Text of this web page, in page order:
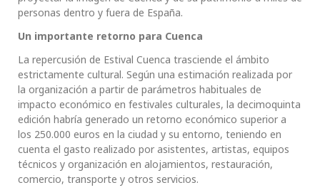
personas dentro y fuera de España.
Un importante retorno para Cuenca
La repercusión de Estival Cuenca trasciende el ámbito
estrictamente cultural. Según una estimación realizada por
la organización a partir de parámetros habituales de
impacto económico en festivales culturales, la decimoquinta
edición habría generado un retorno económico superior a
los 250.000 euros en la ciudad y su entorno, teniendo en
cuenta el gasto realizado por asistentes, artistas, equipos
técnicos y organización en alojamientos, restauración,
comercio, transporte y otros servicios.